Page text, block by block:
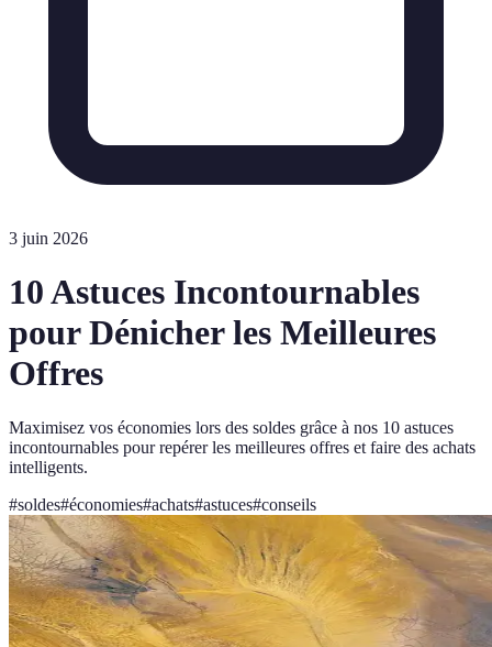
3 juin 2026
10 Astuces Incontournables
pour Dénicher les Meilleures
Offres
Maximisez vos économies lors des soldes grâce à nos 10 astuces
incontournables pour repérer les meilleures offres et faire des achats
intelligents.
#soldes#économies#achats#astuces#conseils